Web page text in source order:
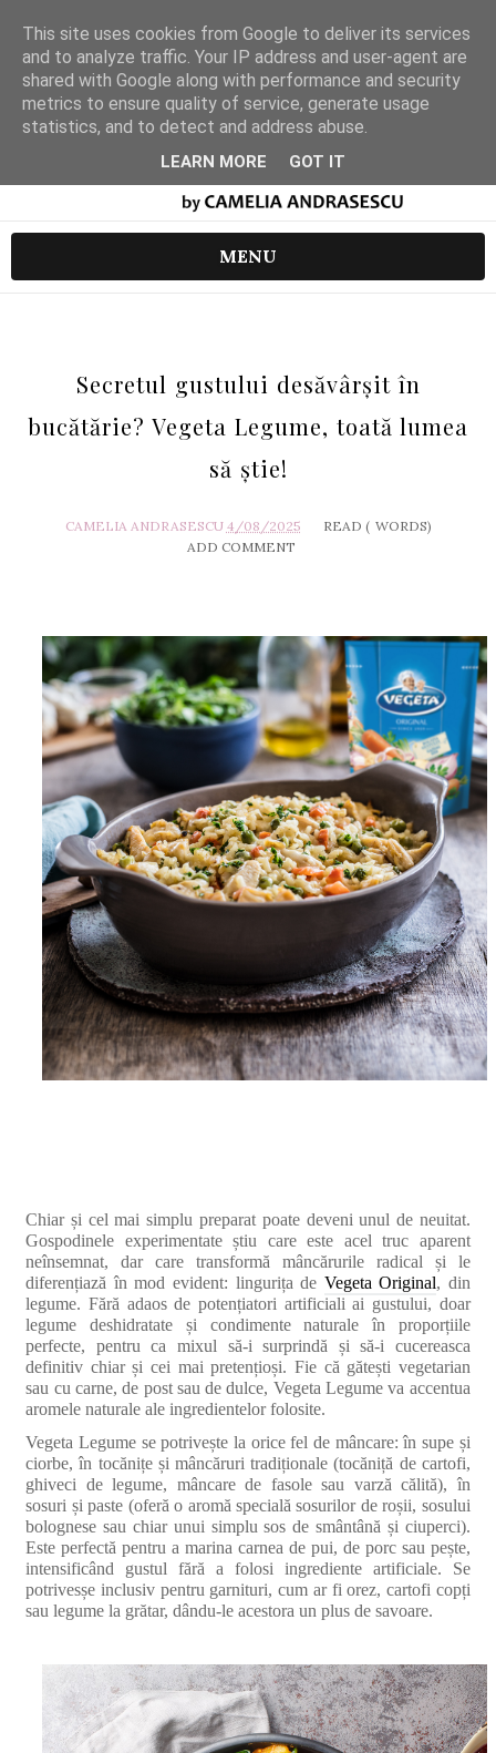
MENU
Secretul gustului desăvârșit în
bucătărie? Vegeta Legume, toată lumea
să știe!
CAMELIA ANDRASESCU 4/08/2025 READ ( WORDS)
ADD COMMENT
Chiar și cel mai simplu preparat poate deveni unul de neuitat.
Gospodinele experimentate știu care este acel truc aparent
neînsemnat, dar care transformă mâncărurile radical și le
diferențiază în mod evident: lingurița de Vegeta Original, din
legume. Fără adaos de potențiatori artificiali ai gustului, doar
legume deshidratate și condimente naturale în proporțiile
perfecte, pentru ca mixul să-i surprindă și să-i cucereasca
definitiv chiar și cei mai pretențioși. Fie că gătești vegetarian
sau cu carne, de post sau de dulce, Vegeta Legume va accentua
aromele naturale ale ingredientelor folosite.
Vegeta Legume se potrivește la orice fel de mâncare: în supe și
ciorbe, în tocănițe și mâncăruri tradiționale (tocăniță de cartofi,
ghiveci de legume, mâncare de fasole sau varză călită), în
sosuri și paste (oferă o aromă specială sosurilor de roșii, sosului
bolognese sau chiar unui simplu sos de smântână și ciuperci).
Este perfectă pentru a marina carnea de pui, de porc sau pește,
intensificând gustul fără a folosi ingrediente artificiale. Se
potrivesșe inclusiv pentru garnituri, cum ar fi orez, cartofi copți
sau legume la grătar, dându-le acestora un plus de savoare.
This site uses cookies from Google to deliver its services
and to analyze traffic. Your IP address and user-agent are
shared with Google along with performance and security
metrics to ensure quality of service, generate usage
statistics, and to detect and address abuse.
LEARN MORE GOT IT